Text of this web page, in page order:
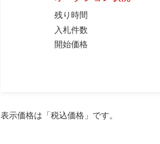
残り時間
入札件数
開始価格
表示価格は「税込価格」です。